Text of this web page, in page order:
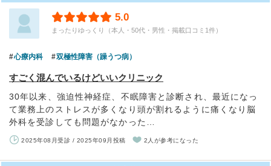
5.0
まったりゆっくり（本人・50代・男性・掲載口コミ1件）
心療内科 双極性障害（躁うつ病）
すごく混んでいるけどいいクリニック
30年以来、強迫性神経症、不眠障害と診断され、最近になっ
て業務上のストレスが多くなり頭が割れるように痛くなり脳
外科を受診しても問題がなかった…
2025年08月受診 / 2025年09月投稿 2人が参考になった